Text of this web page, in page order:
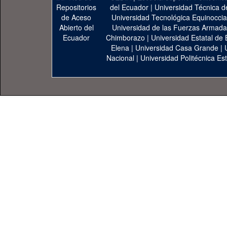
del Ecuador| Universidad Técnica
Universidad Tecnológica
Universidad de las Fuerzas
Chimborazo | Universidad Estatal de
Elena | Universidad Casa Grande |
Nacional | Universidad Politécnica